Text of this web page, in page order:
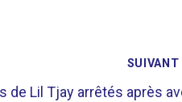
SUIVANT
de Lil Tjay arrêtés après